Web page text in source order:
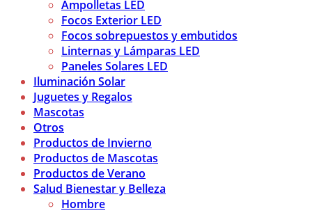
Ampolletas LED
Focos Exterior LED
Focos sobrepuestos y embutidos
Linternas y Lámparas LED
Paneles Solares LED
Iluminación Solar
Juguetes y Regalos
Mascotas
Otros
Productos de Invierno
Productos de Mascotas
Productos de Verano
Salud Bienestar y Belleza
Hombre